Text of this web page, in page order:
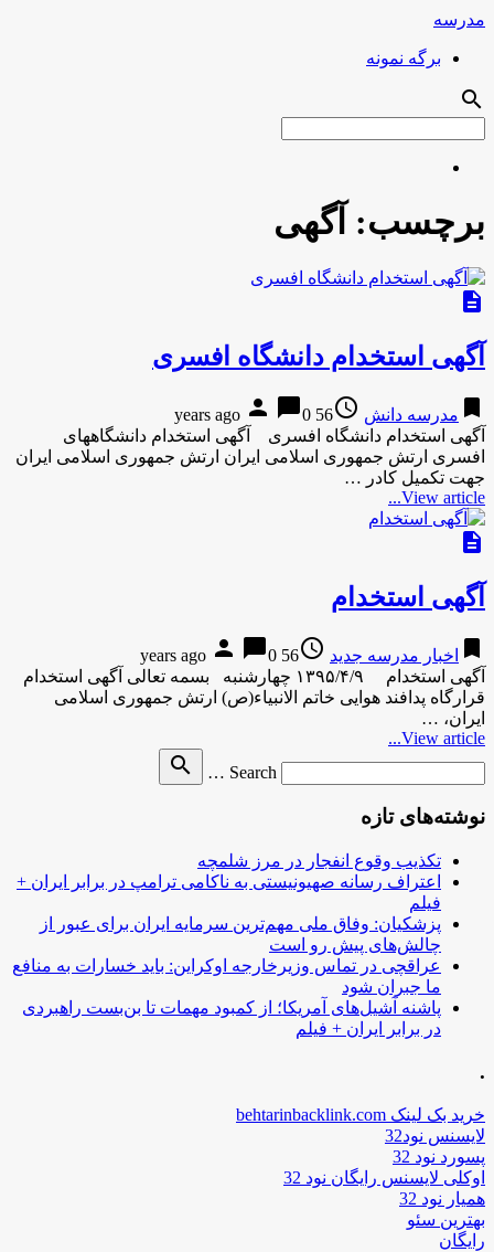
مدرسه
برگه نمونه
search
برچسب: آگهی
description
آگهی استخدام دانشگاه افسری
bookmark مدرسه دانش access_time
56 years ago
person chat_bubble0
آگهی استخدام دانشگاه افسری آگهی استخدام دانشگاههای
افسری ارتش جمهوری اسلامی ایران ارتش جمهوری اسلامی ایران
جهت تکمیل کادر …
View article...
description
آگهی استخدام
bookmark اخبار مدرسه جدید access_time
56 years ago
person chat_bubble0
آگهی استخدام ۱۳۹۵/۴/۹ چهارشنبه بسمه تعالی آگهی استخدام
قرارگاه پدافند هوایی خاتم الانبیاء(ص) ارتش جمهوری اسلامی
ایران، …
View article...
Search …
search
نوشته‌های تازه
تکذیب وقوع انفجار در مرز شلمچه
اعتراف رسانه صهیونیستی به ناکامی ترامپ در برابر ایران +
فیلم
پزشکیان: وفاق ملی مهم‌ترین سرمایه ایران برای عبور از
چالش‌های پیش رو است
عراقچی در تماس وزیرخارجه اوکراین: باید خسارات به منافع
ما جبران شود
پاشنه آشیل‌های آمریکا؛ از کمبود مهمات تا بن‌بست راهبردی
در برابر ایران + فیلم
.
خرید بک لینک behtarinbacklink.com
لایسنس نود32
پسورد نود 32
اوکلی لایسنس رایگان نود 32
همیار نود 32
بهترین سئو
رایگان